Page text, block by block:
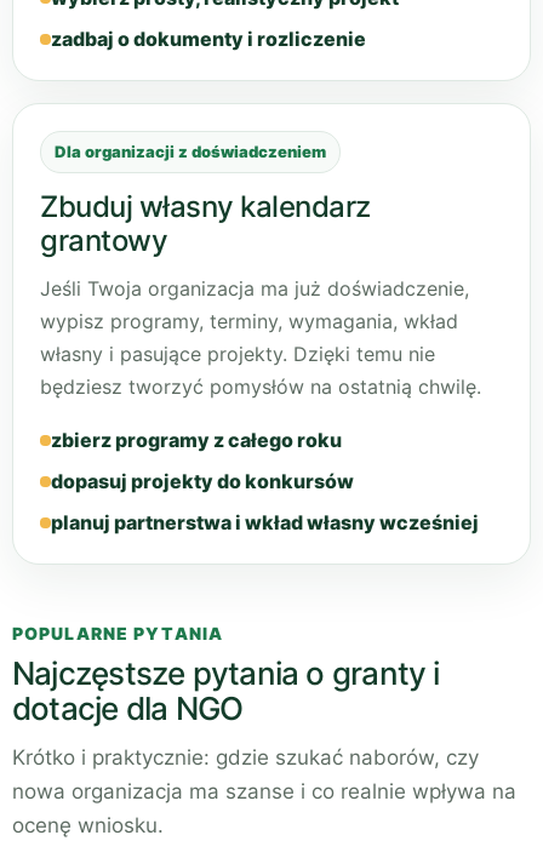
zadbaj o dokumenty i rozliczenie
Dla organizacji z doświadczeniem
Zbuduj własny kalendarz
grantowy
Jeśli Twoja organizacja ma już doświadczenie,
wypisz programy, terminy, wymagania, wkład
własny i pasujące projekty. Dzięki temu nie
będziesz tworzyć pomysłów na ostatnią chwilę.
zbierz programy z całego roku
dopasuj projekty do konkursów
planuj partnerstwa i wkład własny wcześniej
POPULARNE PYTANIA
Najczęstsze pytania o granty i
dotacje dla NGO
Krótko i praktycznie: gdzie szukać naborów, czy
nowa organizacja ma szanse i co realnie wpływa na
ocenę wniosku.